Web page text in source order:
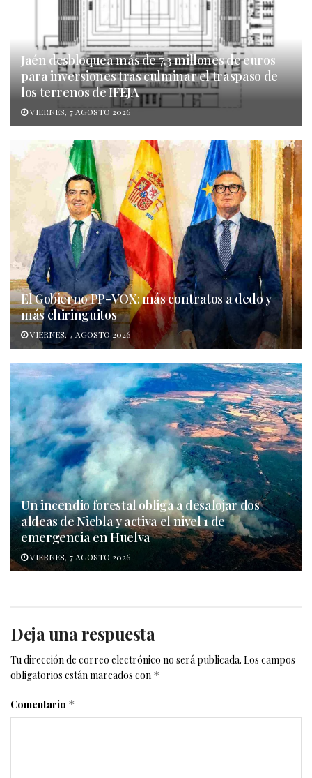
Jaén desbloquea más de 7,3 millones de euros
para inversiones tras culminar el traspaso de
los terrenos de IFEJA
VIERNES, 7 AGOSTO 2026
El Gobierno PP-VOX: más contratos a dedo y
más chiringuitos
VIERNES, 7 AGOSTO 2026
Un incendio forestal obliga a desalojar dos
aldeas de Niebla y activa el nivel 1 de
emergencia en Huelva
VIERNES, 7 AGOSTO 2026
Deja una respuesta
Tu dirección de correo electrónico no será publicada. Los campos
obligatorios están marcados con *
Comentario *